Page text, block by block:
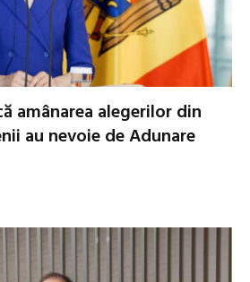
amânarea alegerilor din
au nevoie de Adunare